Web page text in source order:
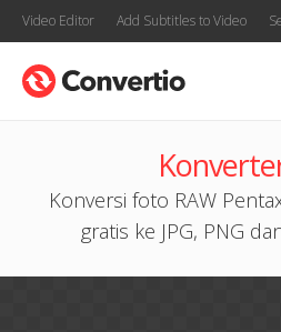
Video Editor Add Subtitles to Video
Konversi foto RAW
gratis ke JPG, PNG